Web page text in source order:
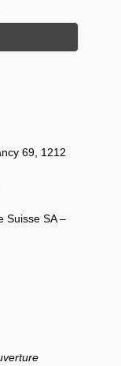
69, 1212
Suisse SA –